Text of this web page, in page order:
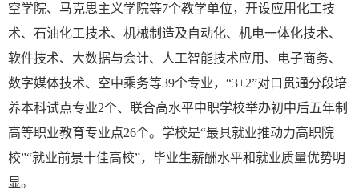
空学院、马克思主义学院等7个教学单位，开设应用化工技
术、石油化工技术、机械制造及自动化、机电一体化技术、
软件技术、大数据与会计、人工智能技术应用、电子商务、
数字媒体技术、空中乘务等39个专业，“3+2”对口贯通分段培
养本科试点专业2个、联合高水平中职学校举办初中后五年制
高等职业教育专业点26个。学校是“最具就业推动力高职院
校”“就业前景十佳高校”，毕业生薪酬水平和就业质量优势明
显。